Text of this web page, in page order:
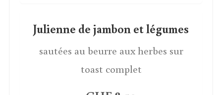
Julienne de jambon et légumes
sautées au beurre aux herbes sur
toast complet